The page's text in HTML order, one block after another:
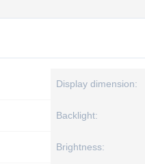
Display dimension:
Backlight:
Brightness: